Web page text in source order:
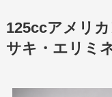
125ccアメリ
サキ・エリミ